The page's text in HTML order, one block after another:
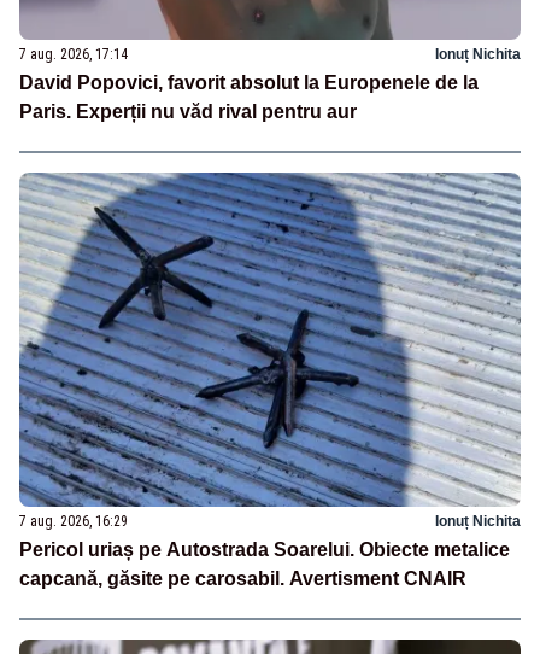
7 aug. 2026, 17:14 Ionuț Nichita
David Popovici, favorit absolut la Europenele de la
Paris. Experții nu văd rival pentru aur
7 aug. 2026, 16:29 Ionuț Nichita
Pericol uriaș pe Autostrada Soarelui. Obiecte metalice
capcană, găsite pe carosabil. Avertisment CNAIR